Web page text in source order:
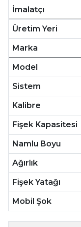
İmalatçı
Üretim Yeri
Marka
Model
Sistem
Kalibre
Fişek Kapasitesi
Namlu Boyu
Ağırlık
Fişek Yatağı
Mobil Şok